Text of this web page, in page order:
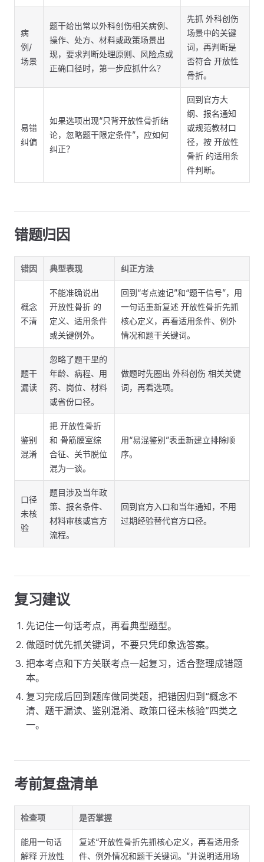
病
例/
场景
题干给出常以外科创伤相关病例、
操作、处方、材料或政策场景出
现，要求判断处理原则、风险点或
正确口径时，第一步应抓什么？
先抓 外科创伤
场景中的关键
词，再判断是
否符合 开放性
骨折。
易错
纠偏
如果选项出现“只背开放性骨折结
论，忽略题干限定条件”，应如何
纠正？
回到官方大
纲、报名通知
或规范教材口
径，按 开放性
骨折 的适用条
件判断。
错题归因
错因 典型表现 纠正方法
概念
不清
不能准确说出
开放性骨折 的
定义、适用条件
或关键例外。
回到“考点速记”和“题干信号”，用
一句话重新复述 开放性骨折先抓
核心定义，再看适用条件、例外
情况和题干关键词。
题干
漏读
忽略了题干里的
年龄、病程、用
药、岗位、材料
或省份口径。
做题时先圈出 外科创伤 相关关键
词，再看选项。
鉴别
混淆
把 开放性骨折
和 骨筋膜室综
合征、关节脱位
混为一谈。
用“易混鉴别”表重新建立排除顺
序。
口径
未核
验
题目涉及当年政
策、报名条件、
材料审核或官方
流程。
回到官方入口和当年通知，不用
过期经验替代官方口径。
复习建议
先记住一句话考点，再看典型题型。
做题时优先抓关键词，不要只凭印象选答案。
把本考点和下方关联考点一起复习，适合整理成错题
本。
复习完成后回到题库做同类题，把错因归到“概念不
清、题干漏读、鉴别混淆、政策口径未核验”四类之
一。
考前复盘清单
检查项 是否掌握
能用一句话
解释 开放性
复述“开放性骨折先抓核心定义，再看适用条
件、例外情况和题干关键词。”并说明适用场